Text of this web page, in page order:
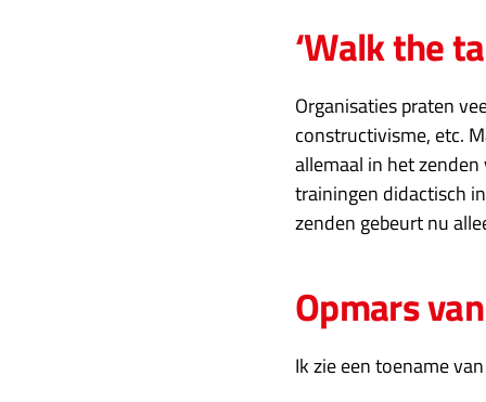
‘Walk the
Organisaties praten
constructivisme, etc.
allemaal in het
trainingen didactisch
zenden gebeurt nu
Opmars
Ik zie een toename